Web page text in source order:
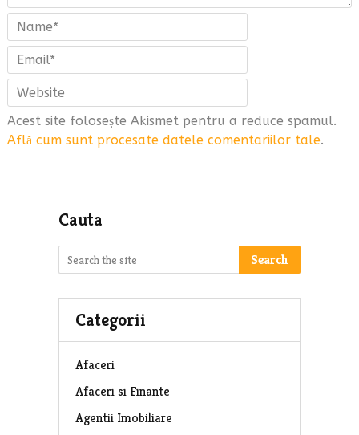
Acest site folosește Akismet pentru a reduce spamul.
Află cum sunt procesate datele comentariilor tale.
Cauta
Search
Categorii
Afaceri
Afaceri si Finante
Agentii Imobiliare